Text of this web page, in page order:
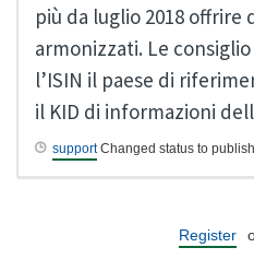
più da luglio 2018
armonizzati. Le
l’ISIN il paese di
il KID di informazioni
supportChanged status to publish
Register